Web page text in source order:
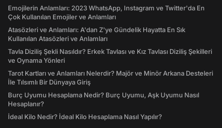
Emojilerin Anlamları: 2023 WhatsApp, Instagram ve Twitter'da En
Çok Kullanılan Emojiler ve Anlamları
Atasözleri ve Anlamları: A'dan Z'ye Gündelik Hayatta En Sık
Kullanılan Atasözleri ve Anlamları
Tavla Diziliş Şekli Nasıldır? Erkek Tavlası ve Kız Tavlası Diziliş Şekilleri
ve Oynama Yönleri
Tarot Kartları ve Anlamları Nelerdir? Majör ve Minör Arkana Desteleri
İle Tılsımlı Bir Dünyaya Giriş
Burç Uyumu Hesaplama Nedir? Burç Uyumu, Aşk Uyumu Nasıl
Hesaplanır?
İdeal Kilo Nedir? İdeal Kilo Hesaplama Nasıl Yapılır?